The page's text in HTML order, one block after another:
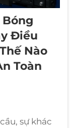
Bóng
Điều
Nào
Toàn
sự khác